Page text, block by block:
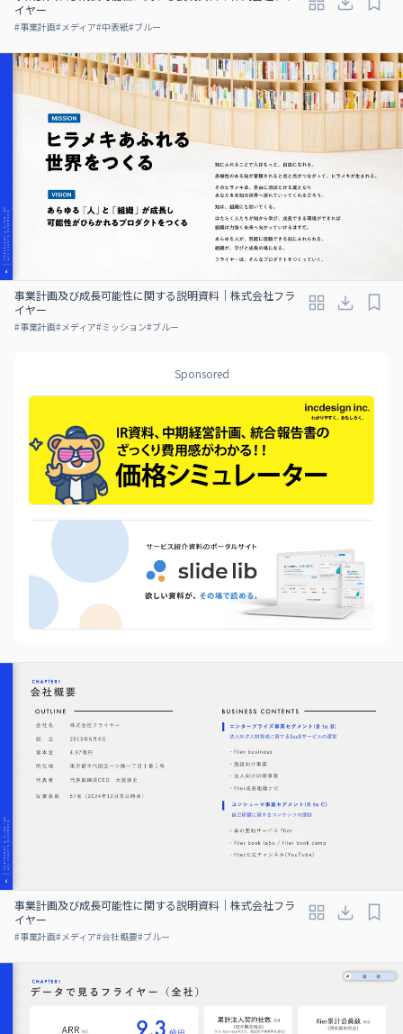
イヤー
#事業計画#メディア#中表紙#ブルー
事業計画及び成⻑可能性に関する説明資料｜株式会社フラ
イヤー
#事業計画#メディア#ミッション#ブルー
Sponsored
事業計画及び成⻑可能性に関する説明資料｜株式会社フラ
イヤー
#事業計画#メディア#会社概要#ブルー